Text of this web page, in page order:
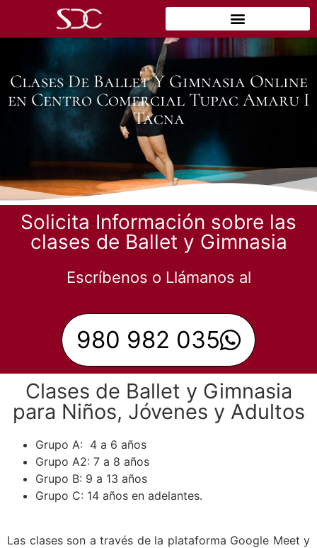
Clases De Ballet Y Gimnasia Online
en Centro Comercial Tupac Amaru I
Tacna
Solicita Información sobre las
clases de Ballet y Gimnasia
Escríbenos o Llámanos al
980 982 035
Clases de Ballet y Gimnasia
para Niños, Jóvenes y Adultos
Grupo A: 4 a 6 años
Grupo A2: 7 a 8 años
Grupo B: 9 a 13 años
Grupo C: 14 años en adelantes.
Las clases son a través de la plataforma Google Meet y